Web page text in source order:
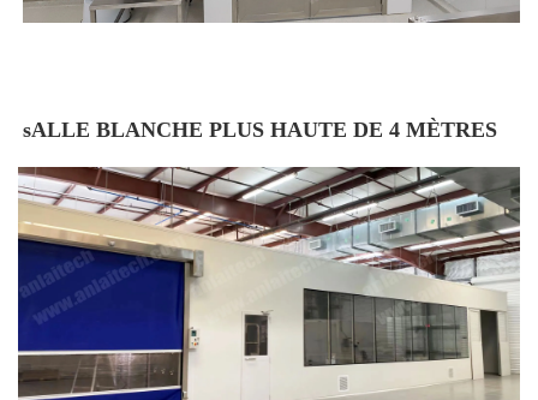
sALLE BLANCHE PLUS HAUTE DE 4 MÈTRES